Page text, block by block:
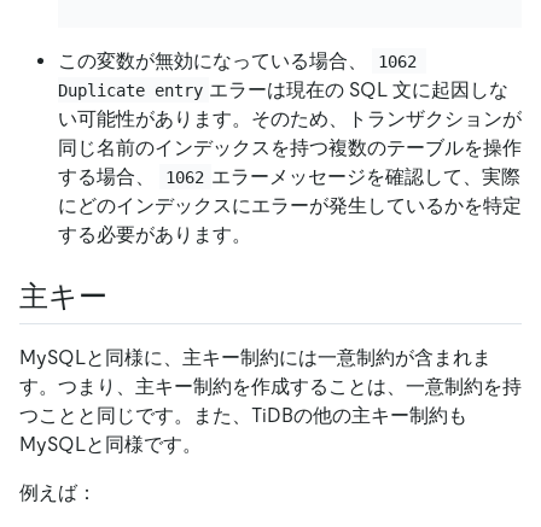
この変数が無効になっている場合、
1062
Duplicate entry エラーは現在の SQL 文に起因しな
い可能性があります。そのため、トランザクションが
同じ名前のインデックスを持つ複数のテーブルを操作
する場合、
1062 エラーメッセージを確認して、実際
にどのインデックスにエラーが発生しているかを特定
する必要があります。
主キー
MySQLと同様に、主キー制約には一意制約が含まれま
す。つまり、主キー制約を作成することは、一意制約を持
つことと同じです。また、TiDBの他の主キー制約も
MySQLと同様です。
例えば：